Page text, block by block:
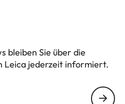
bleiben Sie über die
Leica jederzeit informiert.